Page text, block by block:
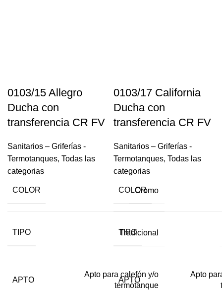
0103/15 Allegro
Ducha con
transferencia CR FV
Sanitarios – Griferías -
Termotanques, Todas las
categorias
COLOR Cromo
TIPO Tradicional
APTO
Apto para calefón y/o
termotanque
0103/17 California
Ducha con
transferencia CR FV
Sanitarios – Griferías -
Termotanques, Todas las
categorias
COLOR
TIPO
APTO
Apto